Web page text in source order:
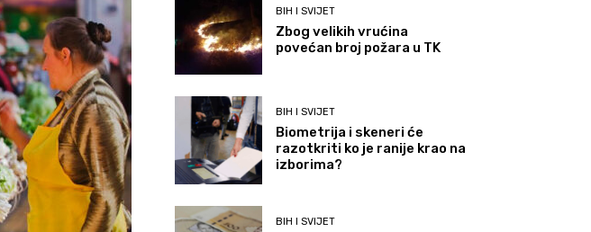
BIH I SVIJET
Zbog velikih vrućina
povećan broj požara u TK
BIH I SVIJET
Biometrija i skeneri će
razotkriti ko je ranije krao na
izborima?
BIH I SVIJET